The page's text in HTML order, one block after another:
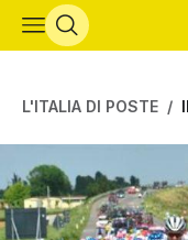
Vai al contenuto
L'ITALIA DI POSTE